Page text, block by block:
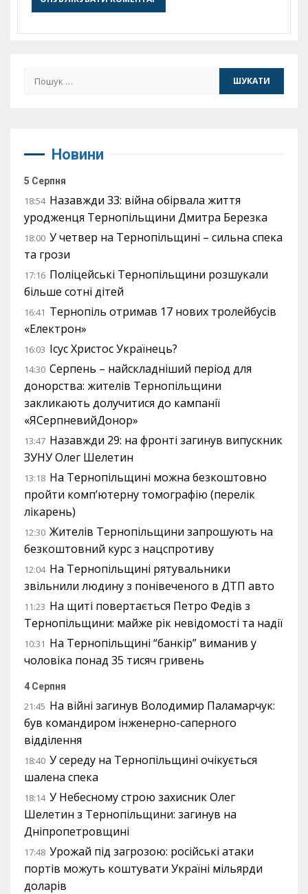
Пошук:
Новини
5 Серпня
18:54 Назавжди 33: війна обірвала життя
уродженця Тернопільщини Дмитра Березка
18:00 У четвер на Тернопільщині – сильна спека
та грози
17:16 Поліцейські Тернопільщини розшукали
більше сотні дітей
16:41 Тернопіль отримав 17 нових тролейбусів
«Електрон»
16:03 Ісус Христос Українець?
14:30 Серпень – найскладніший період для
донорства: жителів Тернопільщини
закликають долучитися до кампанії
«ЯСерпневийДонор»
13:47 Назавжди 29: на фронті загинув випускник
ЗУНУ Олег Шелетин
13:18 На Тернопільщині можна безкоштовно
пройти комп’ютерну томографію (перелік
лікарень)
12:30 Жителів Тернопільщини запрошують на
безкоштовний курс з нацспротиву
12:04 На Тернопільщині рятувальники
звільнили людину з понівеченого в ДТП авто
11:23 На щиті повертається Петро Федів з
Тернопільщини: майже рік невідомості та надії
10:31 На Тернопільщині “банкір” виманив у
чоловіка понад 35 тисяч гривень
4 Серпня
21:45 На війні загинув Володимир Паламарчук:
був командиром інженерно-саперного
відділення
18:40 У середу на Тернопільщині очікується
шалена спека
18:14 У Небесному строю захисник Олег
Шелетин з Тернопільщини: загинув на
Дніпропетровщині
17:48 Урожай під загрозою: російські атаки
портів можуть коштувати Україні мільярди
доларів